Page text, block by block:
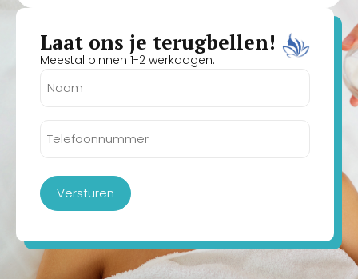
Laat ons je terugbellen!
Meestal binnen 1-2 werkdagen.
Versturen